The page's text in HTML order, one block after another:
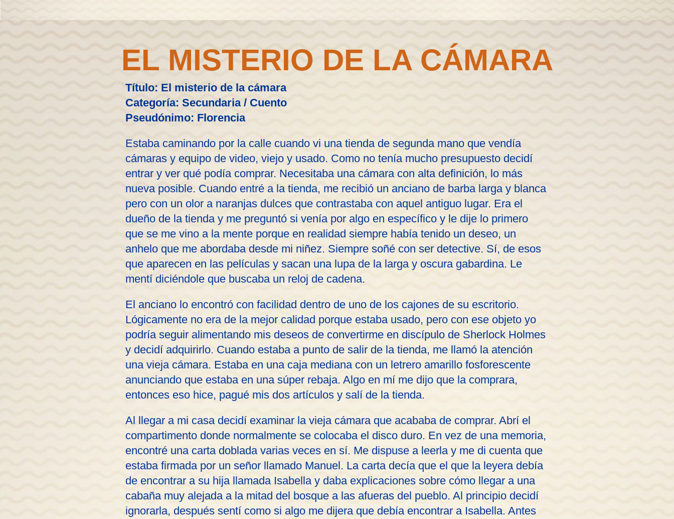
EL MISTERIO DE LA CÁMARA
Título: El misterio de la cámara
Categoría: Secundaria / Cuento
Pseudónimo: Florencia
Estaba caminando por la calle cuando vi una tienda de segunda mano que vendía
cámaras y equipo de video, viejo y usado. Como no tenía mucho presupuesto decidí
entrar y ver qué podía comprar. Necesitaba una cámara con alta definición, lo más
nueva posible. Cuando entré a la tienda, me recibió un anciano de barba larga y blanca
pero con un olor a naranjas dulces que contrastaba con aquel antiguo lugar. Era el
dueño de la tienda y me preguntó si venía por algo en específico y le dije lo primero
que se me vino a la mente porque en realidad siempre había tenido un deseo, un
anhelo que me abordaba desde mi niñez. Siempre soñé con ser detective. Sí, de esos
que aparecen en las películas y sacan una lupa de la larga y oscura gabardina. Le
mentí diciéndole que buscaba un reloj de cadena.
El anciano lo encontró con facilidad dentro de uno de los cajones de su escritorio.
Lógicamente no era de la mejor calidad porque estaba usado, pero con ese objeto yo
podría seguir alimentando mis deseos de convertirme en discípulo de Sherlock Holmes
y decidí adquirirlo. Cuando estaba a punto de salir de la tienda, me llamó la atención
una vieja cámara. Estaba en una caja mediana con un letrero amarillo fosforescente
anunciando que estaba en una súper rebaja. Algo en mí me dijo que la comprara,
entonces eso hice, pagué mis dos artículos y salí de la tienda.
Al llegar a mi casa decidí examinar la vieja cámara que acababa de comprar. Abrí el
compartimento donde normalmente se colocaba el disco duro. En vez de una memoria,
encontré una carta doblada varias veces en sí. Me dispuse a leerla y me di cuenta que
estaba firmada por un señor llamado Manuel. La carta decía que el que la leyera debía
de encontrar a su hija llamada Isabella y daba explicaciones sobre cómo llegar a una
cabaña muy alejada a la mitad del bosque a las afueras del pueblo. Al principio decidí
ignorarla, después sentí como si algo me dijera que debía encontrar a Isabella. Antes